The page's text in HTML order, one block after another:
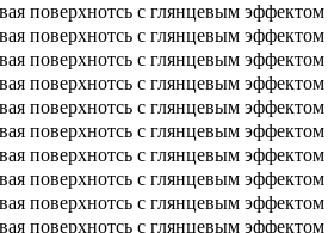
поверхнотсь с глянцевым эффектом
поверхнотсь с глянцевым эффектом
поверхнотсь с глянцевым эффектом
поверхнотсь с глянцевым эффектом
поверхнотсь с глянцевым эффектом
поверхнотсь с глянцевым эффектом
поверхнотсь с глянцевым эффектом
поверхнотсь с глянцевым эффектом
поверхнотсь с глянцевым эффектом
поверхнотсь с глянцевым эффектом